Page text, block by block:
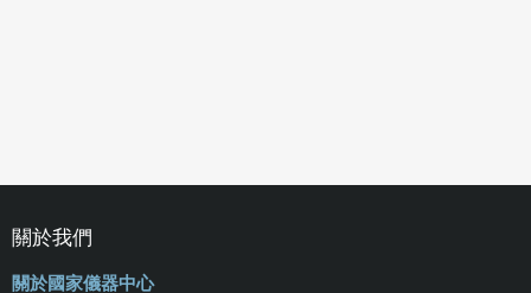
關於我們
關於國家儀器中心